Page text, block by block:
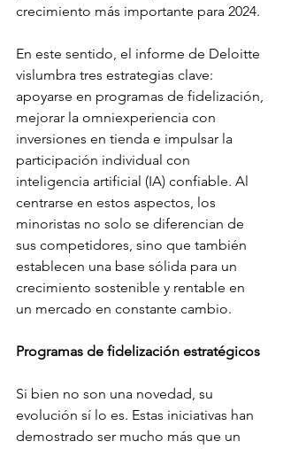
crecimiento más importante para 2024.
En este sentido, el informe de Deloitte
vislumbra tres estrategias clave:
apoyarse en programas de fidelización,
mejorar la omniexperiencia con
inversiones en tienda e impulsar la
participación individual con
inteligencia artificial (IA) confiable. Al
centrarse en estos aspectos, los
minoristas no solo se diferencian de
sus competidores, sino que también
establecen una base sólida para un
crecimiento sostenible y rentable en
un mercado en constante cambio.
Programas de fidelización estratégicos
Si bien no son una novedad, su
evolución sí lo es. Estas iniciativas han
demostrado ser mucho más que un